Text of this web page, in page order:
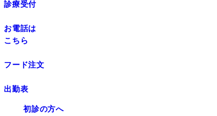
診療受付
お電話は
こちら
フード注文
出勤表
初診の方へ